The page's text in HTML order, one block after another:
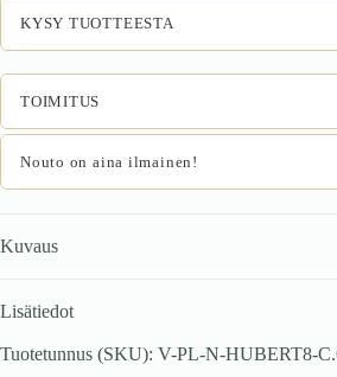
vaaleabeige
KYSY TUOTTEESTA
TOIMITUS
Nouto on aina ilmainen!
Kuvaus
Lisätiedot
Tuotetunnus (SKU): V-PL-N-HUBERT8-